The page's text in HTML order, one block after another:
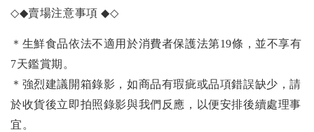
◇◆賣場注意事項◆◇
＊生鮮食品依法不適用於消費者保護法第19條，並不享有
7天鑑賞期。
＊強烈建議開箱錄影，如商品有瑕疵或品項錯誤缺少，請
於收貨後立即拍照錄影與我們反應，以便安排後續處理事
宜。